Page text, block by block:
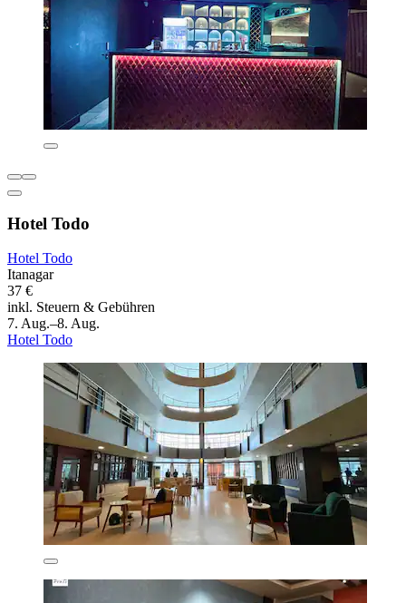
Hotel Todo
Hotel Todo
Itanagar
37 €
inkl. Steuern & Gebühren
7. Aug.–8. Aug.
Hotel Todo